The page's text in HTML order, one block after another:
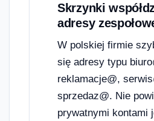
Skrzynki
adresy
W polskiej firmie
się adresy typu
reklamacje@,
sprzedaz@. Nie
prywatnymi kontami